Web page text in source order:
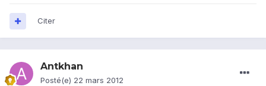
Citer
Antkhan
Posté(e) 22 mars 2012